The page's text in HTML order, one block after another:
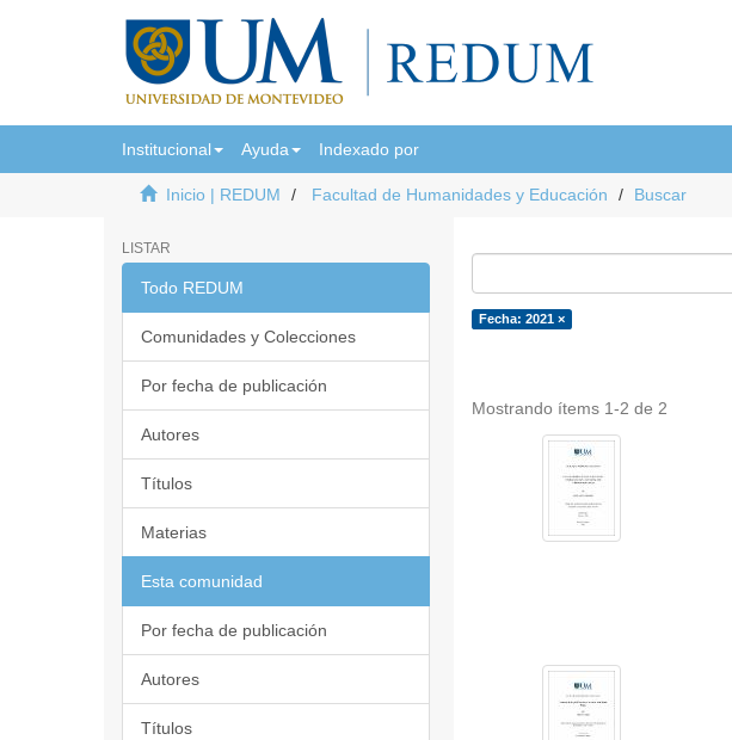
Institucional Ayuda Indexado por
Inicio | REDUM Facultad de Humanidades y Educación Buscar
LISTAR
Todo REDUM
Comunidades y Colecciones
Por fecha de publicación
Autores
Títulos
Materias
Esta comunidad
Por fecha de publicación
Autores
Títulos
Fecha: 2021 ×
Mostrando ítems 1-2 de 2